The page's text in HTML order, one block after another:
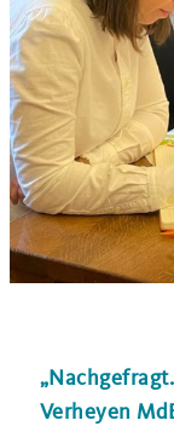
Nachgefragt.
Verheyen